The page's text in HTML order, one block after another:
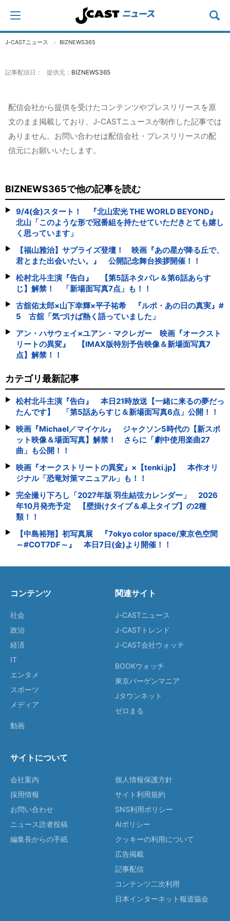
J-CASTニュース BIZNEWS365
記事配信日： 提供元： BIZNEWS365
配信会社から提供を受けたコンテンツやプレスリリースを原
文のまま掲載しており、J-CASTニュースが制作した記事では
ありません。お問い合わせは配信会社・プレスリリースの配
信元にお願いいたします。
BIZNEWS365で他の記事を読む
9/4(金)スタート！ 『北山宏光 THE WORLD BEYOND』
北山「このような形で冠番組を持たせていただきとても嬉し
く思っています」
【福山雅治】サプライズ登壇！ 映画『あの星が降る丘で、
君とまた出会いたい。』 公開記念舞台挨拶開催！！
松村北斗主演『告白』 【第5話ネタバレ＆第6話あらす
じ】解禁！ 「新場面写真7点」も！！
古舘佑太郎×山下幸輝×平子祐希 『ルポ・あの日の真実』#
5 古舘「気づけば熱く語っていました」
アン・ハサウェイ×ユアン・マクレガー 映画『オークスト
リートの異変』 【IMAX版特別予告映像＆新場面写真7
点】解禁！！
カテゴリ最新記事
松村北斗主演『告白』 本日21時放送【一緒に来るの夢だっ
たんです】 「第5話あらすじ＆新場面写真6点」公開！！
映画『Michael／マイケル』 ジャクソン5時代の【新スポ
ット映像＆場面写真】解禁！ さらに「劇中使用楽曲27
曲」も公開！！
映画『オークストリートの異変』×【tenki.jp】 本作オリ
ジナル「恐竜対策マニュアル」も！！
完全撮り下ろし「2027年版 羽生結弦カレンダー」 2026
年10月発売予定 【壁掛けタイプ＆卓上タイプ】の2種
類！！
【中島裕翔】初写真展 『7okyo color space/東京色空間
～#COT7DF～』 本日7日(金)より開催！！
コンテンツ
社会
政治
経済
IT
エンタメ
スポーツ
メディア
動画
関連サイト
J-CASTニュース
J-CASTトレンド
J-CAST会社ウォッチ
BOOKウォッチ
東京バーゲンマニア
Jタウンネット
ゼロまる
サイトについて
会社案内
採用情報
お問い合わせ
ニュース読者投稿
編集長からの手紙
個人情報保護方針
サイト利用規約
SNS利用ポリシー
AIポリシー
クッキーの利用について
広告掲載
記事配信
コンテンツ二次利用
日本インターネット報道協会